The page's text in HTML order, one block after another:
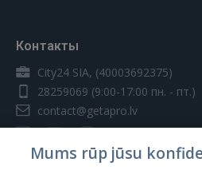
Контакты
City24 SIA, (40003692375)
28259069 (9:00-17:00 пн. - пт.)
contact@getapro.lv
Mums rūp jūsu